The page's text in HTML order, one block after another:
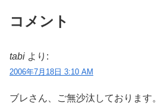
コメント
tabi より:
2006年7月18日 3:10 AM
ブレさん、ご無沙汰しております。